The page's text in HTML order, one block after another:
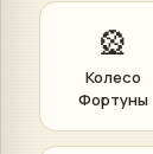
🎡
Колесо
Фортуны